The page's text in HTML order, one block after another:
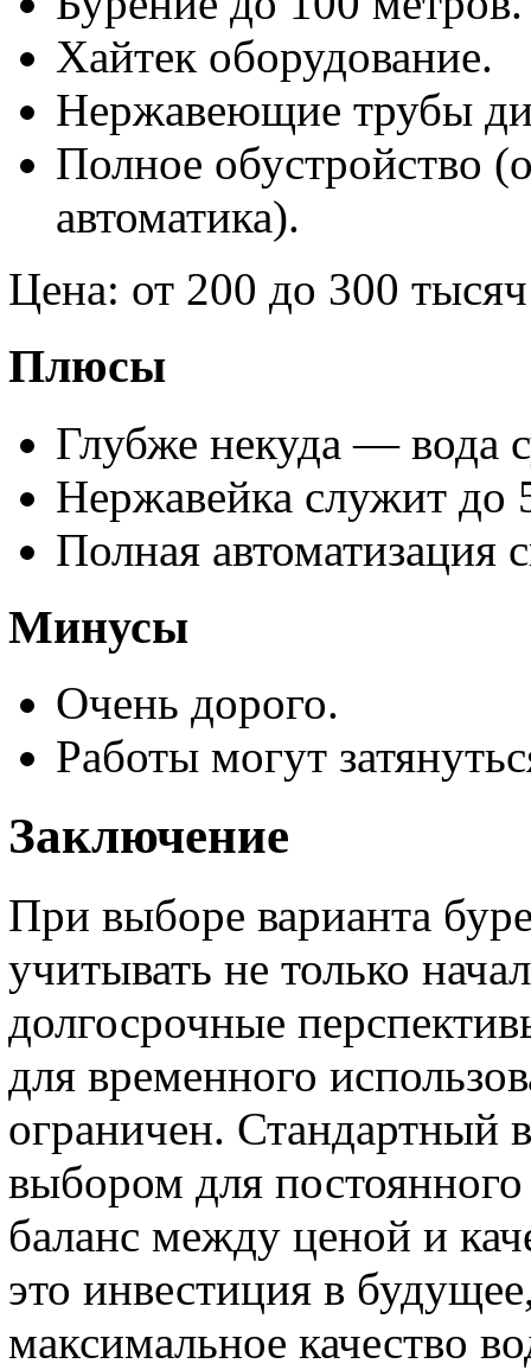
Хайтек оборудование.
Нержавеющие трубы
Полное обустройство
автоматика).
Цена: от 200 до 300
Плюсы
Глубже некуда — вода
Нержавейка служит до
Полная автоматизация
Минусы
Очень дорого.
Работы могут
Заключение
При выборе варианта
учитывать не только
долгосрочные
для временного
ограничен. Стандартный
выбором для
баланс между ценой и
это инвестиция в
максимальное качество